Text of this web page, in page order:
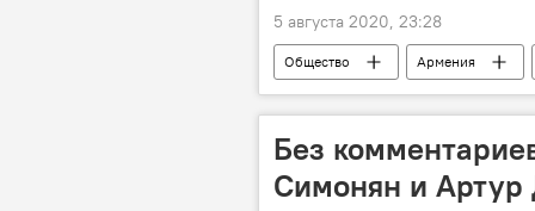
5 августа 2020, 23:28
Общество Армения
Ереван
посольство
Без
Симонян и Артур